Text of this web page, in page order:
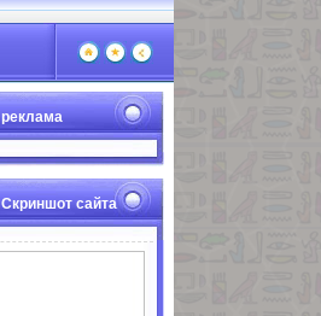
реклама
Скриншот сайта